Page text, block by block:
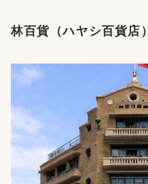
林百貨（ハヤシ百貨店）